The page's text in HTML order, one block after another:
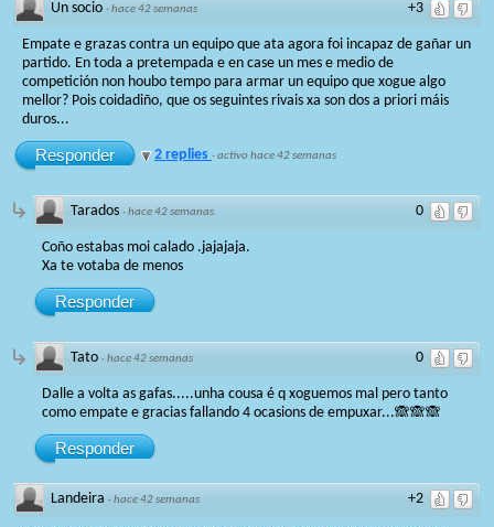
+3
Un socio ·hace 42 semanas
Empate e grazas contra un equipo que ata agora foi incapaz de gañar un
partido. En toda a pretempada e en case un mes e medio de
competición non houbo tempo para armar un equipo que xogue algo
mellor? Pois coidadiño, que os seguintes rivais xa son dos a priori máis
duros...
Responder 2 replies ·activo hace 42 semanas
0
Tarados ·hace 42 semanas
Coño estabas moi calado .jajajaja.
Xa te votaba de menos
Responder
0
Tato ·hace 42 semanas
Dalle a volta as gafas.....unha cousa é q xoguemos mal pero tanto
como empate e gracias fallando 4 ocasions de empuxar...🙈🙈🙈
Responder
+2
Landeira ·hace 42 semanas